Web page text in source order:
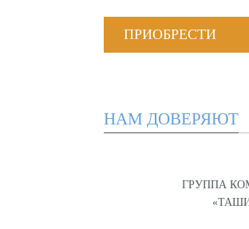
ПРИОБРЕСТИ
НАМ ДОВЕРЯЮТ
ГРУППА